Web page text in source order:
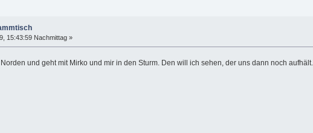
15:43:59 Nachmittag »
und geht mit Mirko und mir in den Sturm. Den will ich sehen, der uns dann noch